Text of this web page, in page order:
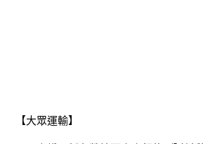
【大眾運輸】